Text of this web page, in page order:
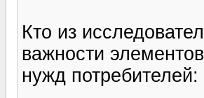
Кто из
важности
нужд потребителей: